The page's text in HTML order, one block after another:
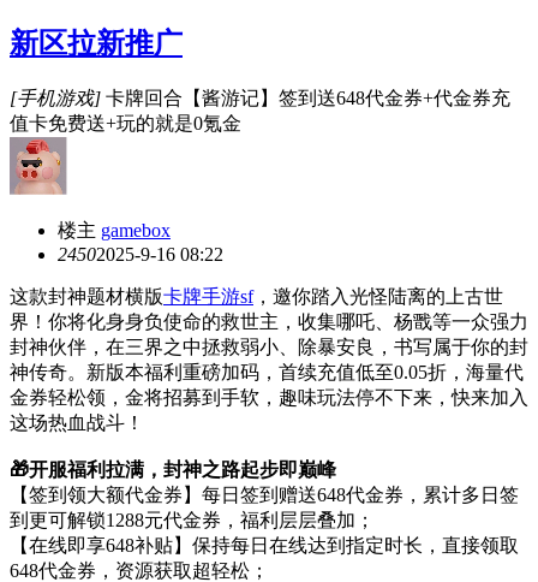
新区拉新推广
[手机游戏] 卡牌回合【酱游记】签到送648代金券+代金券充
值卡免费送+玩的就是0氪金
楼主 gamebox
24502025-9-16 08:22
这款封神题材横版卡牌手游sf，邀你踏入光怪陆离的上古世
界！你将化身身负使命的救世主，收集哪吒、杨戬等一众强力
封神伙伴，在三界之中拯救弱小、除暴安良，书写属于你的封
神传奇。新版本福利重磅加码，首续充值低至0.05折，海量代
金券轻松领，金将招募到手软，趣味玩法停不下来，快来加入
这场热血战斗！
🎁开服福利拉满，封神之路起步即巅峰
【签到领大额代金券】每日签到赠送648代金券，累计多日签
到更可解锁1288元代金券，福利层层叠加；
【在线即享648补贴】保持每日在线达到指定时长，直接领取
648代金券，资源获取超轻松；